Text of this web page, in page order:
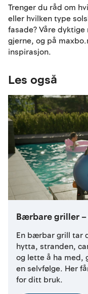
Trenger du råd om
eller hvilken type
fasade? Våre
gjerne, og på
inspirasjon.
Les også
Bærbare griller
En bærbar grill tar
hytta, stranden,
og lette å ha med,
en selvfølge. Her
for ditt bruk.